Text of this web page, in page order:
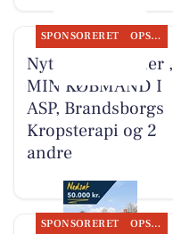
SPONSORERET OPSLAGSTAVLEN
Nyt fra HV Cykler ,
MIN KØBMAND I
ASP, Brandsborgs
Kropsterapi og 2
andre
SPONSORERET OPSLAGSTAVLEN